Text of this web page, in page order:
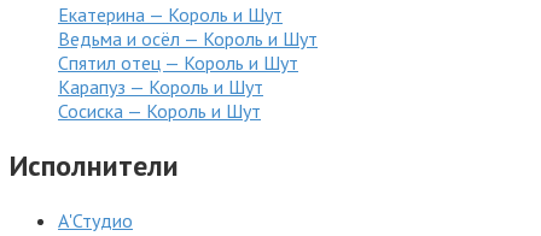
Екатерина — Король и Шут
Ведьма и осёл — Король и Шут
Спятил отец — Король и Шут
Карапуз — Король и Шут
Сосиска — Король и Шут
Исполнители
А'Студио